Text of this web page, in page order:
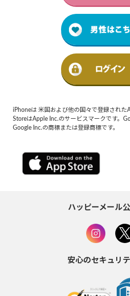
iPhoneは 米国および他の国々で登録された
StoreはApple Inc.のサービスマークです。
Google Inc.の商標または登録商標です。
ハッピーメール
安心のセキュリ